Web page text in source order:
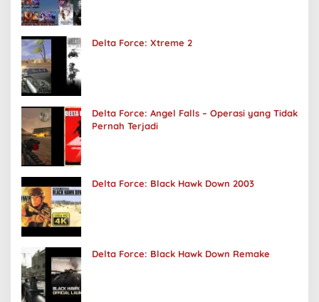
Delta Force: Xtreme 2
Delta Force: Angel Falls – Operasi yang Tidak
Pernah Terjadi
Delta Force: Black Hawk Down 2003
Delta Force: Black Hawk Down Remake